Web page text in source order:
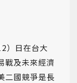
）日在台大
戰及未來經濟
二國競爭是長